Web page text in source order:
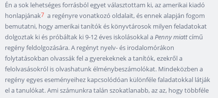
Én a sok lehetséges forrásból egyet választottam ki, az amerikai kiadó
honlapjának7 a regényre vonatkozó oldalait, és ennek alapján fogom
bemutatni, hogy amerikai tanítók és könyvtárosok milyen feladatokat
dolgoztak ki és próbáltak ki 9-12 éves iskolásokkal aPenny miattcímű
regény feldolgozására. A regényt nyelv- és irodalomórákon
folytatásokban olvassák fel a gyerekeknek a tanítók, ezekről a
felolvasásokról is olvashatunk élménybeszámolókat. Mindeközben a
regény egyes eseményeihez kapcsolódóan különféle faladatokkal látják
el a tanulókat. Ami számunkra talán szokatlanabb, az az, hogy többféle